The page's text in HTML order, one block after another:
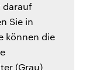
darauf
Sie in
können die
(Grau)